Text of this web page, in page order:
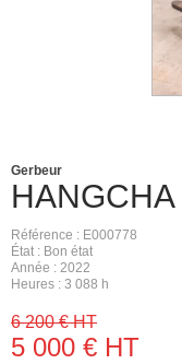
HANGCHA
Gerbeur
Référence
E000778
État
Bon état
Année
2022
Heures
3 088 h
6 200 € HT
5 000 € HT